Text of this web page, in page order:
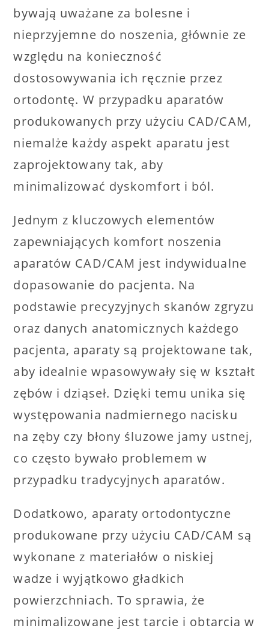
bywają uważane za bolesne i
nieprzyjemne do noszenia, głównie ze
względu na konieczność
dostosowywania ich ręcznie przez
ortodontę. W przypadku aparatów
produkowanych przy użyciu CAD/CAM,
niemalże każdy aspekt aparatu jest
zaprojektowany tak, aby
minimalizować dyskomfort i ból.
Jednym z kluczowych elementów
zapewniających komfort noszenia
aparatów CAD/CAM jest indywidualne
dopasowanie do pacjenta. Na
podstawie precyzyjnych skanów zgryzu
oraz danych anatomicznych każdego
pacjenta, aparaty są projektowane tak,
aby idealnie wpasowywały się w kształt
zębów i dziąseł. Dzięki temu unika się
występowania nadmiernego nacisku
na zęby czy błony śluzowe jamy ustnej,
co często bywało problemem w
przypadku tradycyjnych aparatów.
Dodatkowo, aparaty ortodontyczne
produkowane przy użyciu CAD/CAM są
wykonane z materiałów o niskiej
wadze i wyjątkowo gładkich
powierzchniach. To sprawia, że
minimalizowane jest tarcie i obtarcia w